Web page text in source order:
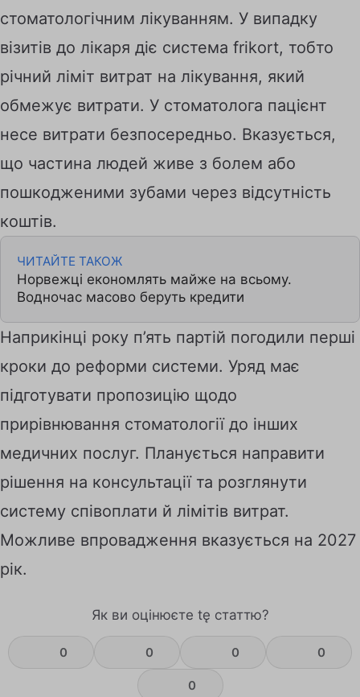
стоматологічним лікуванням. У випадку
візитів до лікаря діє система frikort, тобто
річний ліміт витрат на лікування, який
обмежує витрати. У стоматолога пацієнт
несе витрати безпосередньо. Вказується,
що частина людей живе з болем або
пошкодженими зубами через відсутність
коштів.
ЧИТАЙТЕ ТАКОЖ
Норвежці економлять майже на всьому.
Водночас масово беруть кредити
Наприкінці року п’ять партій погодили перші
кроки до реформи системи. Уряд має
підготувати пропозицію щодо
прирівнювання стоматології до інших
медичних послуг. Планується направити
рішення на консультації та розглянути
систему співоплати й лімітів витрат.
Можливе впровадження вказується на 2027
рік.
Як ви оцінюєте tę статтю?
0 0 0 0
0